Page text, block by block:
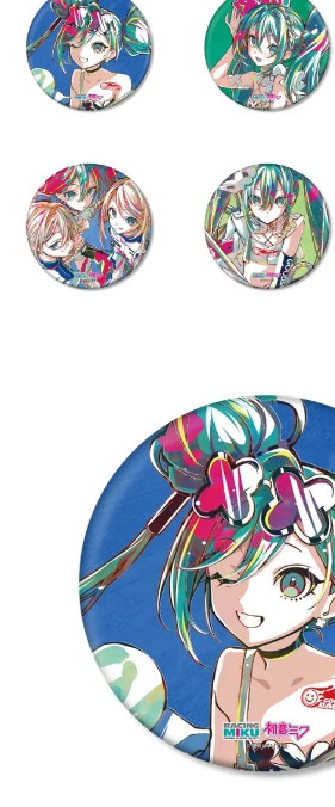
【注意事項】
1.本服務係由「台灣大哥大股份有限公司」（以
用戶於交易時，得透過本服務購買商品或服務
買賣價金債權讓與本公司後，依約使用本公司
2.基於同意付款使用「大哥付你分期」之契約關
3.完整用戶服務條款，請詳閱以下連結：https://
預購-付款後7-11取貨(舊)
每筆NT$90，滿NT$3,000(含以上)免運費
預購-宅配(離島)(舊)
每筆NT$160，滿NT$3,000(含以上)免運費
東海門市自取，需自備購物袋取貨唷。